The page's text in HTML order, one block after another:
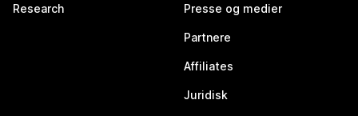
Research Presse og medier
Partnere
Affiliates
Juridisk